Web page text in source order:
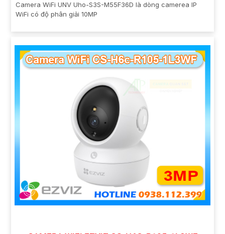
Camera WiFi UNV Uho-S3S-M55F36D là dòng camerea IP
WiFi có độ phân giải 10MP